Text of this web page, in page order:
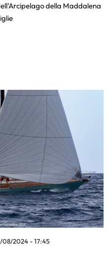
della Maddalena
08/2024 - 17:45